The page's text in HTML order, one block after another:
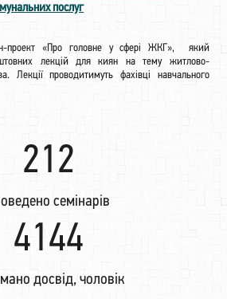
послуг
проект «Про головне у сфері ЖКГ», який
лекцій для киян на тему житлово-
Лекції проводитимуть фахівці навчального
222
семінарів
4350
досвід, чоловік